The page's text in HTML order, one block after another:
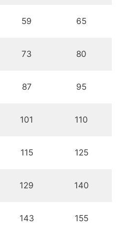
59 65
73 80
87 95
101 110
115 125
129 140
143 155